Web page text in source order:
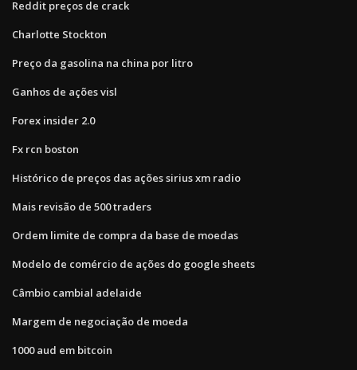
Reddit preços de crack
Charlotte Stockton
Preço da gasolina na china por litro
Ganhos de ações visl
Forex insider 2.0
Fx rcn boston
Histórico de preços das ações sirius xm radio
Mais revisão de 500 traders
Ordem limite de compra da base de moedas
Modelo de comércio de ações do google sheets
Câmbio cambial adelaide
Margem de negociação de moeda
1000 aud em bitcoin